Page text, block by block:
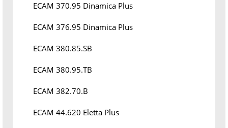
ECAM 370.95 Dinamica Plus
ECAM 376.95 Dinamica Plus
ECAM 380.85.SB
ECAM 380.95.TB
ECAM 382.70.B
ECAM 44.620 Eletta Plus